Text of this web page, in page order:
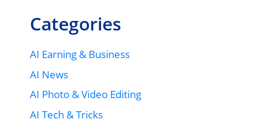
Categories
AI Earning & Business
AI News
AI Photo & Video Editing
AI Tech & Tricks